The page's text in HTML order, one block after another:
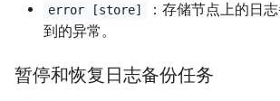
error [store]
：存储节点上的日
到的异常。
暂停和恢复日志备份任务